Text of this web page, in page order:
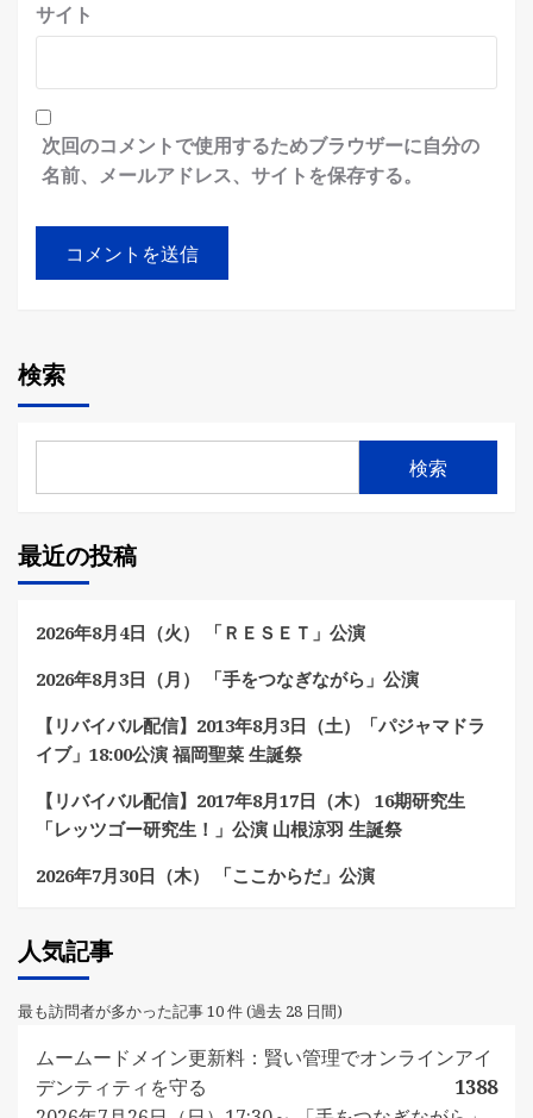
サイト
次回のコメントで使用するためブラウザーに自分の
名前、メールアドレス、サイトを保存する。
検索
検索
最近の投稿
2026年8月4日（火） 「ＲＥＳＥＴ」公演
2026年8月3日（月） 「手をつなぎながら」公演
【リバイバル配信】2013年8月3日（土）「パジャマドラ
イブ」18:00公演 福岡聖菜 生誕祭
【リバイバル配信】2017年8月17日（木） 16期研究生
「レッツゴー研究生！」公演 山根涼羽 生誕祭
2026年7月30日（木） 「ここからだ」公演
人気記事
最も訪問者が多かった記事 10 件 (過去 28 日間)
ムームードメイン更新料：賢い管理でオンラインアイ
デンティティを守る
1388